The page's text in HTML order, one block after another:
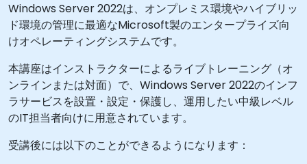
Windows Server 2022は、オンプレミス環境やハイブリッ
ド環境の管理に最適なMicrosoft製のエンタープライズ向
けオペレーティングシステムです。
本講座はインストラクターによるライブトレーニング（オ
ンラインまたは対面）で、Windows Server 2022のインフ
ラサービスを設置・設定・保護し、運用したい中級レベル
のIT担当者向けに用意されています。
受講後には以下のことができるようになります：